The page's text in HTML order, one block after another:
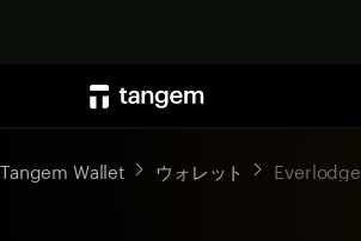
Tangem Wallet ウォレット Everlodge